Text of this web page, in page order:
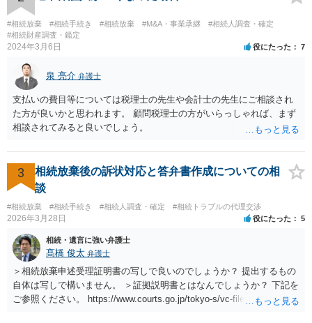
#相続放棄 #相続手続き #相続放棄 #M&A・事業承継
#相続人調査・確定
#相続財産調査・鑑定
2024年3月6日 役にたった 7
泉 亮介 弁護士
支払いの費目等については税理士の先生や会計士の先生にご相談され
た方が良いかと思われます。 顧問税理士の方がいらっしゃれば、まず
相談されてみると良いでしょう。
3
相続放棄後の訴状対応と答弁書作成についての相
談
#相続放棄 #相続手続き #相続人調査・確定 #相続トラブルの代理交渉
2026年3月28日 役にたった 5
相続・遺言に強い弁護士
髙橋 俊太 弁護士
＞相続放棄申述受理証明書の写しで良いのでしょうか？ 提出するもの
自体は写しで構いません。 ＞証拠説明書とはなんでしょうか？ 下記を
ご参照ください。 https://www.courts.go.jp/tokyo-s/vc-files/tokyo-s/file/